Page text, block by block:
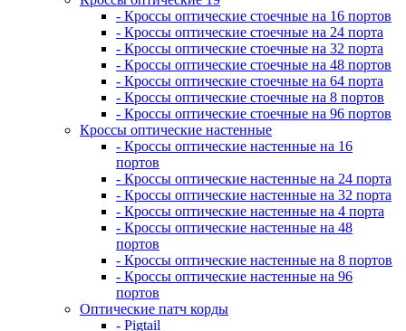
- Кроссы оптические стоечные на 16 портов
- Кроссы оптические стоечные на 24 порта
- Кроссы оптические стоечные на 32 порта
- Кроссы оптические стоечные на 48 портов
- Кроссы оптические стоечные на 64 порта
- Кроссы оптические стоечные на 8 портов
- Кроссы оптические стоечные на 96 портов
Кроссы оптические настенные
- Кроссы оптические настенные на 16
портов
- Кроссы оптические настенные на 24 порта
- Кроссы оптические настенные на 32 порта
- Кроссы оптические настенные на 4 порта
- Кроссы оптические настенные на 48
портов
- Кроссы оптические настенные на 8 портов
- Кроссы оптические настенные на 96
портов
Оптические патч корды
- Pigtail